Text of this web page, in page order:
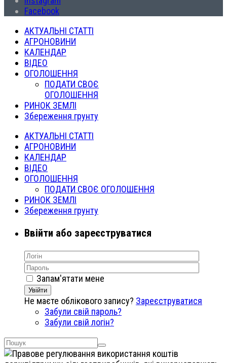
Facebook
АКТУАЛЬНІ СТАТТІ
АГРОНОВИНИ
КАЛЕНДАР
ВІДЕО
ОГОЛОШЕННЯ
ПОДАТИ СВОЄ
ОГОЛОШЕННЯ
РИНОК ЗЕМЛІ
Збереження грунту
АКТУАЛЬНІ СТАТТІ
АГРОНОВИНИ
КАЛЕНДАР
ВІДЕО
ОГОЛОШЕННЯ
ПОДАТИ СВОЄ ОГОЛОШЕННЯ
РИНОК ЗЕМЛІ
Збереження грунту
Ввійти або зареєструватися
Запам'ятати мене
Увійти
Не маєте облікового запису? Зареєструватися
Забули свій пароль?
Забули свій логін?